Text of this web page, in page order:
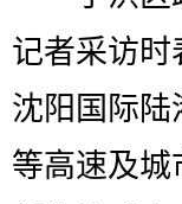
记者采访时
沈阳国际
等高速及